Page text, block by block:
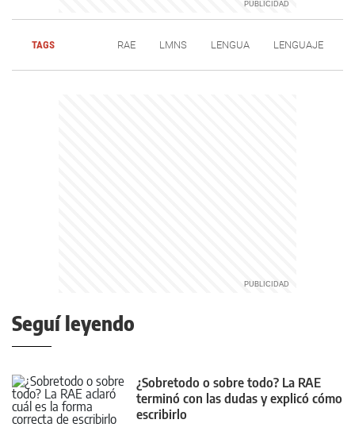
TAGS RAE LMNS LENGUA LENGUAJE
Seguí leyendo
¿Sobretodo o sobre todo? La RAE
terminó con las dudas y explicó cómo
escribirlo